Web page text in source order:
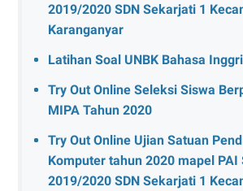
2019/2020 SDN Sekarjati 1
Karanganyar
Latihan Soal UNBK Bahasa
Try Out Online Seleksi Siswa
MIPA Tahun 2020
Try Out Online Ujian Satuan
Komputer tahun 2020 mapel PAI
2019/2020 SDN Sekarjati 1